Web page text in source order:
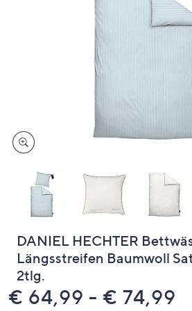
links
bzw.
diese
anzuzeigen.
DANIEL HECHTER
Längsstreifen Baumwoll
2tlg.
€ 64,99 - € 74,99